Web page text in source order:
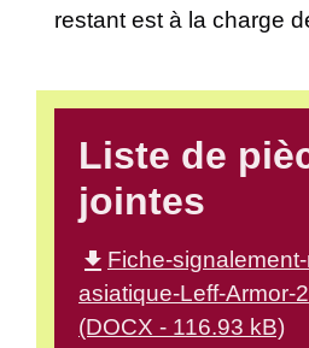
restant est à la charge
Liste de
jointes
file_download Fiche-
asiatique-Leff-Armor-
(DOCX - 116.93 kB)